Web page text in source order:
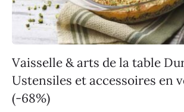
Vaisselle & arts de la table
Ustensiles et accessoires en
(-68%)